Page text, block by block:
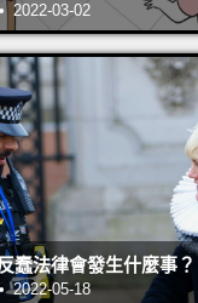
2022-03-02
蠢法律會發生什麼事？
2022-05-18